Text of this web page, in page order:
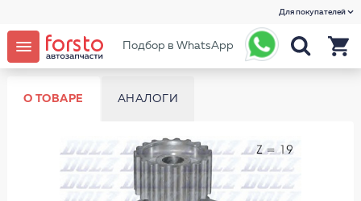
Для покупателей
Подбор в WhatsApp
О ТОВАРЕ АНАЛОГИ